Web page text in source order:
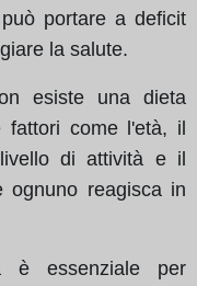
portare a deficit
la salute.
esiste una dieta
fattori come l'età, il
di attività e il
ognuno reagisca in
è essenziale per